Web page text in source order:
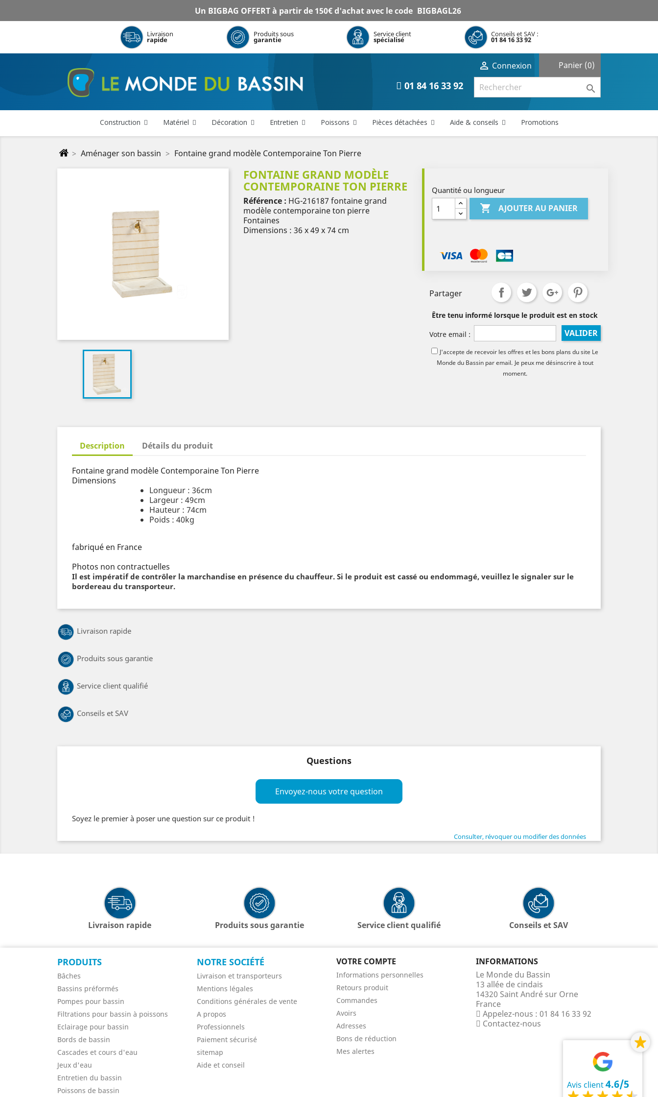
Avis client4.6/5
Un BIGBAG OFFERT à partir de 150€ d'achat avec le code BIGBAGL26
Livraison
rapide
Produits sous
garantie
Service client
spécialisé
Conseils et SAV :
01 84 16 33 92
 Connexion Panier (0)
01 84 16 33 92 
Construction Matériel Décoration Entretien Poissons Pièces détachées Aide & conseils Promotions
Aménager son bassin Fontaine grand modèle Contemporaine Ton Pierre
FONTAINE GRAND MODÈLE
CONTEMPORAINE TON PIERRE
Référence : HG-216187 fontaine grand
modèle contemporaine ton pierre
Fontaines
Dimensions : 36 x 49 x 74 cm
Quantité ou longueur
 AJOUTER AU PANIER
Partager
Être tenu informé lorsque le produit est en stock
Votre email : VALIDER
J'accepte de recevoir les offres et les bons plans du site Le
Monde du Bassin par email. Je peux me désinscrire à tout
moment.
Description Détails du produit
Fontaine grand modèle Contemporaine Ton Pierre
Dimensions
Longueur : 36cm
Largeur : 49cm
Hauteur : 74cm
Poids : 40kg
fabriqué en France
Photos non contractuelles
Il est impératif de contrôler la marchandise en présence du chauffeur. Si le produit est cassé ou endommagé, veuillez le signaler sur le
bordereau du transporteur.
Livraison rapide
Produits sous garantie
Service client qualifié
Conseils et SAV
Questions
Envoyez-nous votre question
Soyez le premier à poser une question sur ce produit !
Consulter, révoquer ou modifier des données
Livraison rapide Produits sous garantie Service client qualifié Conseils et SAV
PRODUITS
Bâches
Bassins préformés
Pompes pour bassin
Filtrations pour bassin à poissons
Eclairage pour bassin
Bords de bassin
Cascades et cours d'eau
Jeux d'eau
Entretien du bassin
Poissons de bassin
NOTRE SOCIÉTÉ
Livraison et transporteurs
Mentions légales
Conditions générales de vente
A propos
Professionnels
Paiement sécurisé
sitemap
Aide et conseil
VOTRE COMPTE
Informations personnelles
Retours produit
Commandes
Avoirs
Adresses
Bons de réduction
Mes alertes
INFORMATIONS
Le Monde du Bassin
13 allée de cindais
14320 Saint André sur Orne
France
Appelez-nous : 01 84 16 33 92
Contactez-nous